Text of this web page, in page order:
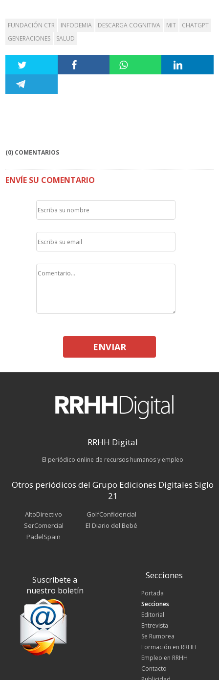
FUNDACIÓN CTR INFODEMIA DESCARGA COGNITIVA MIT
CHATGPT
GENERACIONES
SALUD
(0) COMENTARIOS
ENVÍE SU COMENTARIO
ENVIAR
RRHH Digital
El periódico online de recursos humanos y empleo
Otros periódicos del Grupo Ediciones Digitales Siglo
21
AltoDirectivo
SerComercial
PadelSpain
GolfConfidencial
El Diario del Bebé
Suscríbete a
nuestro boletín
Secciones
Portada
Secciones
Editorial
Entrevista
Se Rumorea
Formación en RRHH
Empleo en RRHH
Contacto